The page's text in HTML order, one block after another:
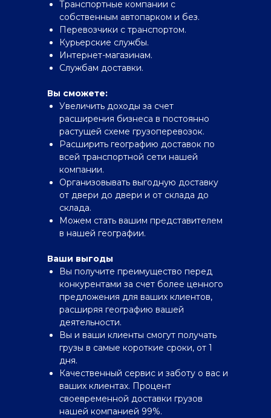
Транспортные компании с
собственным автопарком и без.
Перевозчики с транспортом.
Курьерские службы.
Интернет-магазинам.
Службам доставки.
Вы сможете:
Увеличить доходы за счет
расширения бизнеса в постоянно
растущей схеме грузоперевозок.
Расширить географию доставок по
всей транспортной сети нашей
компании.
Организовывать выгодную доставку
от двери до двери и от склада до
склада.
Можем стать вашим представителем
в нашей географии.
Ваши выгоды
Вы получите преимущество перед
конкурентами за счет более ценного
предложения для ваших клиентов,
расширяя географию вашей
деятельности.
Вы и ваши клиенты смогут получать
грузы в самые короткие сроки, от 1
дня.
Качественный сервис и заботу о вас и
ваших клиентах. Процент
своевременной доставки грузов
нашей компанией 99%.